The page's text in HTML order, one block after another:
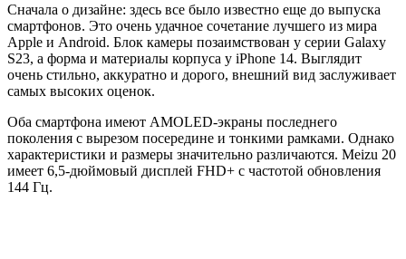
Сначала о дизайне: здесь все было известно еще до выпуска
смартфонов. Это очень удачное сочетание лучшего из мира
Apple и Android. Блок камеры позаимствован у серии Galaxy
S23, а форма и материалы корпуса у iPhone 14. Выглядит
очень стильно, аккуратно и дорого, внешний вид заслуживает
самых высоких оценок.
Оба смартфона имеют AMOLED-экраны последнего
поколения с вырезом посередине и тонкими рамками. Однако
характеристики и размеры значительно различаются. Meizu 20
имеет 6,5-дюймовый дисплей FHD+ с частотой обновления
144 Гц.